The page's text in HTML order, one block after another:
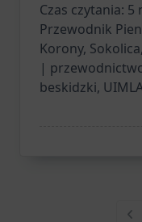
Czas czytania: 5
Przewodnik
Korony,
|
beskidzki,